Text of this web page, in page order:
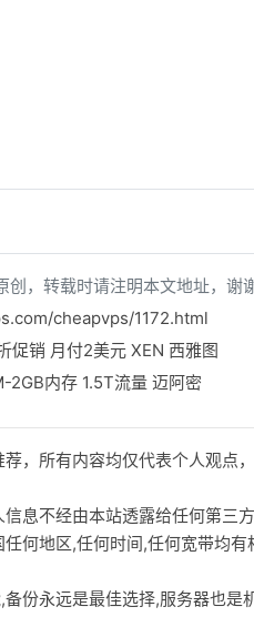
，转载时请注明本文地址，谢
cheapvps/1172.html
促销 月付2美元 XEN 西雅图
内存 1.5T流量 迈阿密
，所有内容均仅代表个人观点
息不经由本站透露给任何第三方
何地区,任何时间,任何宽带均
份永远是最佳选择,服务器也是